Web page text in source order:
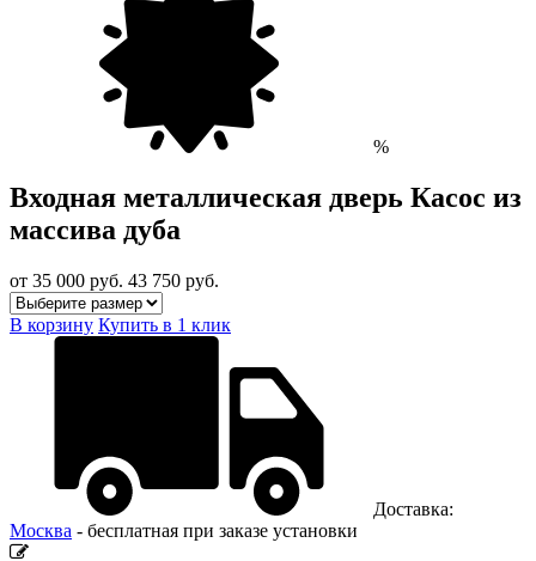
%
Входная металлическая дверь Касос из
массива дуба
от 35 000 руб. 43 750 руб.
В корзину Купить в 1 клик
Доставка:
Москва - бесплатная при заказе установки